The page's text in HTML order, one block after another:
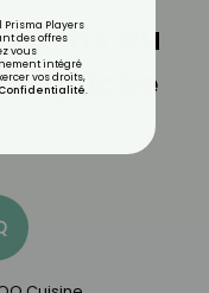
au
quiche
Players
des offres
vous
intégré
vos droits,
.